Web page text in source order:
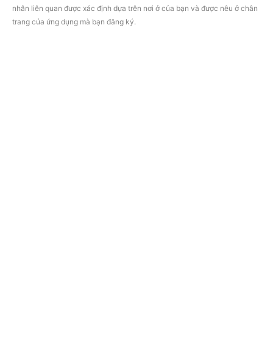
nhân liên quan được xác định dựa trên nơi ở của bạn và được nêu ở chân
trang của ứng dụng mà bạn đăng ký.